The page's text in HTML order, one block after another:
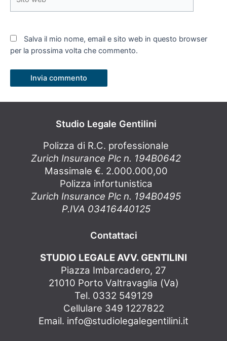
web
Salva il mio nome, email e sito web in questo browser
per la prossima volta che commento.
Studio Legale Gentilini
Polizza di R.C. professionale
Zurich Insurance Plc n. 194B0642
Massimale €. 2.000.000,00
Polizza infortunistica
Zurich Insurance Plc n. 194B0495
P.IVA 03416440125
Contattaci
STUDIO LEGALE AVV. GENTILINI
Piazza Imbarcadero, 27
21010 Porto Valtravaglia (Va)
Tel. 0332 549129
Cellulare 349 1227822
Email. info@studiolegalegentilini.it